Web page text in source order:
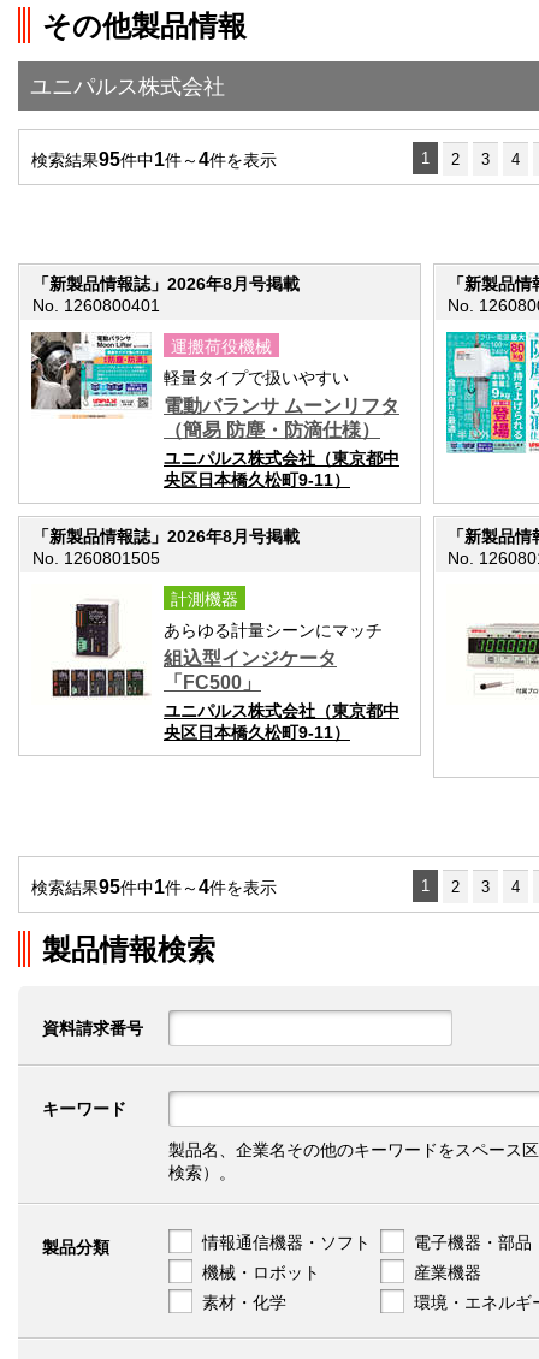
その他製品情報
ユニパルス株式会社
検索結果95件中1件～4件を表示 1 2 3 4
「新製品情報誌」2026年8月号掲載
No. 1260800401
運搬荷役機械
軽量タイプで扱いやすい
電動バランサ ムーンリフタ
（簡易 防塵・防滴仕様）
ユニパルス株式会社（東京都中
央区日本橋久松町9-11）
「新製品
No.
「新製品情報誌」2026年8月号掲載
No. 1260801505
計測機器
あらゆる計量シーンにマッチ
組込型インジケータ
「FC500」
ユニパルス株式会社（東京都中
央区日本橋久松町9-11）
「新製品
No.
検索結果95件中1件～4件を表示 1 2 3 4
製品情報検索
資料請求番号
キーワード
製品名、企業名その他のキーワードをスペース
検索）。
製品分類 情報通信機器・ソフト
電子機器・部品
機械・ロボット
産業機器
素材・化学
環境・エネルギ